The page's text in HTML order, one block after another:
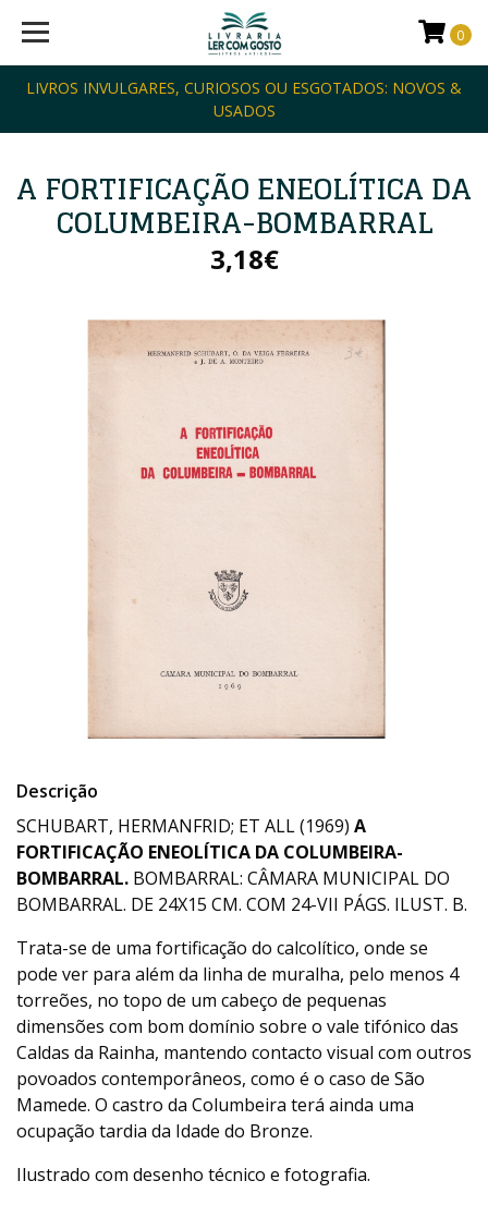
LIVROS INVULGARES, CURIOSOS OU ESGOTADOS: NOVOS &
USADOS
0
A FORTIFICAÇÃO ENEOLÍTICA DA
COLUMBEIRA-BOMBARRAL
3,18€
Descrição
SCHUBART, HERMANFRID; ET ALL (1969) A
FORTIFICAÇÃO ENEOLÍTICA DA COLUMBEIRA-
BOMBARRAL. BOMBARRAL: CÂMARA MUNICIPAL DO
BOMBARRAL. DE 24X15 CM. COM 24-VII PÁGS. ILUST. B.
Trata-se de uma fortificação do calcolítico, onde se
pode ver para além da linha de muralha, pelo menos 4
torreões, no topo de um cabeço de pequenas
dimensões com bom domínio sobre o vale tifónico das
Caldas da Rainha, mantendo contacto visual com outros
povoados contemporâneos, como é o caso de São
Mamede. O castro da Columbeira terá ainda uma
ocupação tardia da Idade do Bronze.
Ilustrado com desenho técnico e fotografia.